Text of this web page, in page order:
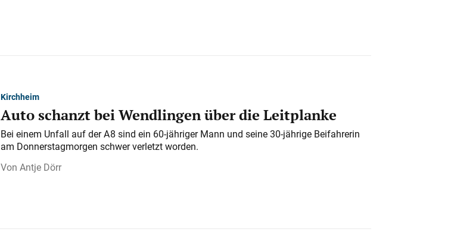
Kirchheim
Auto schanzt bei Wendlingen über die Leitplanke
Bei einem Unfall auf der A 8 sind ein 60-jähriger Mann und seine 30-jährige Beifahrerin
am Donnerstagmorgen schwer verletzt worden.
Antje Dörr